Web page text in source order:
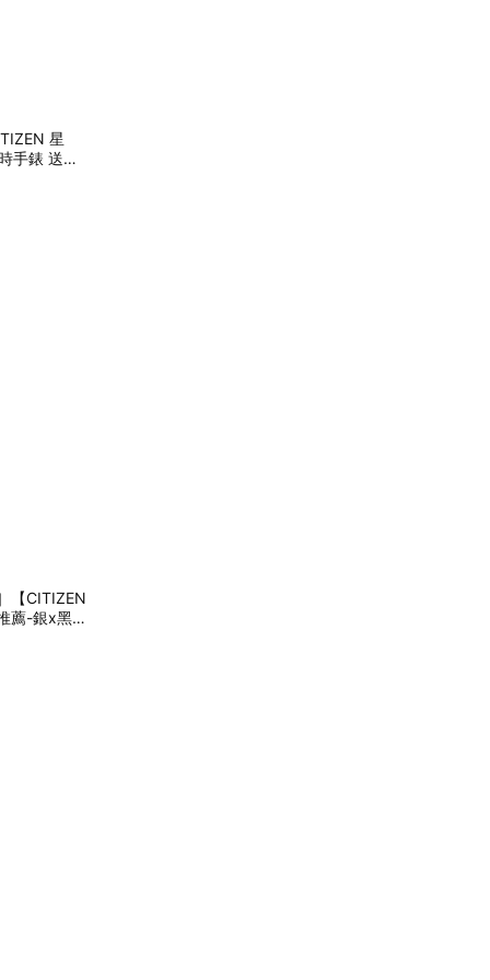
星
手錶 送禮
【CITIZEN
薦-銀x黑 B